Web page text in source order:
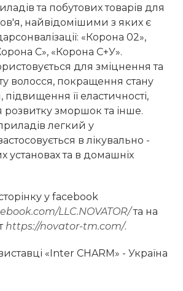
та побутових товарів для
найвідомішими з яких є
«Корона 02»,
С», «Корона С+У».
для зміцнення та
волосся, покращення стану
її еластичності,
зморшок та інше.
легкий у
в лікувально -
установах та в домашніх
у facebook
LLC.NOVATOR/та на
https://novator-tm.com/.
«Inter CHARM» - Україна